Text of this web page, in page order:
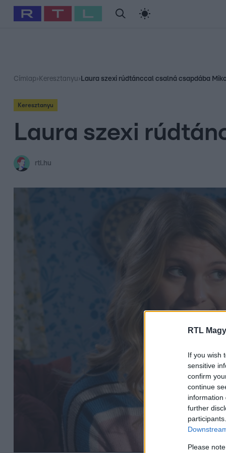
RTL
If you wish
sensitive
confirm
continue
information
further
Please
Babits Marcella Szellő István Most Wanted
Címlap› Keresztanyu› Laura szexi rúdtánccal csalná csapdába
Keresztanyu
Laura szexi
rtl.hu